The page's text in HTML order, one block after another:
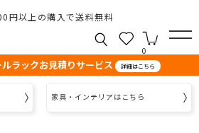
円以上の購入で送料無料
0
ラックお見積りサービス 詳細はこちら
家具・インテリアはこちら